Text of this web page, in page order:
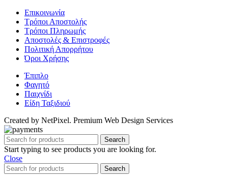
Επικοινωνία
Τρόποι Αποστολής
Τρόποι Πληρωμής
Αποστολές & Επιστροφές
Πολιτική Απορρήτου
Όροι Χρήσης
Έπιπλο
Φαγητό
Παιχνίδι
Είδη Ταξιδιού
Created by NetPixel. Premium Web Design Services
Search
Start typing to see products you are looking for.
Close
Search